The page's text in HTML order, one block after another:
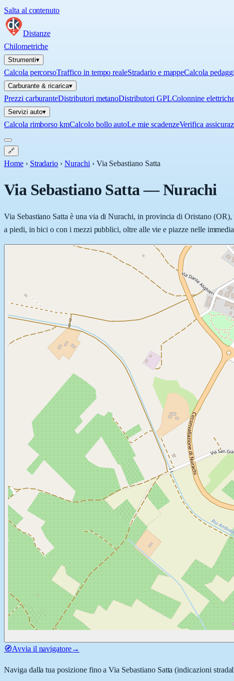
Salta al contenuto
Distanze
Chilometriche
Strumenti▾
Calcola percorsoTraffico in tempo realeStradario e mappeCalcola
Carburante & ricarica▾
Prezzi carburanteDistributori metanoDistributori GPLColonnine
Servizi auto▾
Calcola rimborso kmCalcolo bollo autoLe mie scadenzeVerifica
🔗
Home › Stradario › Nurachi › Via Sebastiano Satta
Via Sebastiano Satta—Nurachi
Via Sebastiano Satta è una via di Nurachi, in provincia di Oristano
a piedi, in bici o con i mezzi pubblici, oltre alle vie e piazze nelle
🧭Avvia il navigatore→
Naviga dalla tua posizione fino aVia Sebastiano Satta (indicazioni